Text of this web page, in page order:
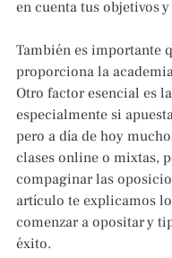
en cuenta tus objetivos
También es importante
proporciona la
Otro factor esencial es
especialmente si
pero a día de hoy
clases online o mixtas,
compaginar las
artículo te explicamos
comenzar a opositar y
éxito.